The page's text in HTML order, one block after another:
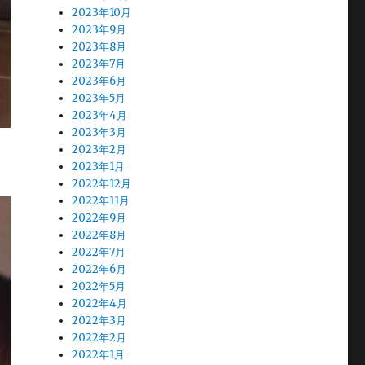
2023年10月
2023年9月
2023年8月
2023年7月
2023年6月
2023年5月
2023年4月
2023年3月
2023年2月
2023年1月
2022年12月
2022年11月
2022年9月
2022年8月
2022年7月
2022年6月
2022年5月
2022年4月
2022年3月
2022年2月
2022年1月